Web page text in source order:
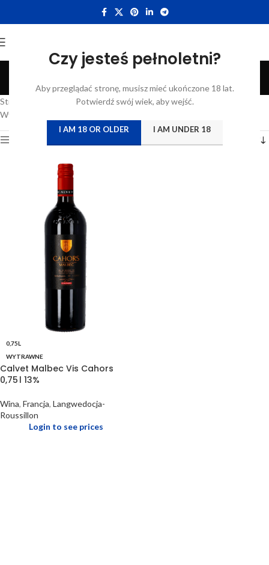
Czy jesteś pełnoletni?
Aby przeglądać stronę, musisz mieć ukończone 18 lat.
Potwierdź swój wiek, aby wejść.
I AM 18 OR OLDER I AM UNDER 18
Sud-Ouest
Categories
Strona główna
Atrybut produktu: Region /Sud-Ouest
Wyświetlanie jednego wyniku
0,75L
WYTRAWNE
Calvet Malbec Vis Cahors
0,75 l 13%
Wina, Francja, Langwedocja-
Roussillon
Login to see prices